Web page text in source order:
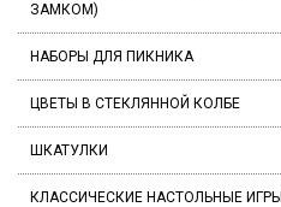
ЗАМКОМ)
НАБОРЫ ДЛЯ ПИКНИКА
ЦВЕТЫ В СТЕКЛЯННОЙ КОЛБЕ
ШКАТУЛКИ
КЛАССИЧЕСКИЕ НАСТОЛЬНЫЕ ИГРЫ